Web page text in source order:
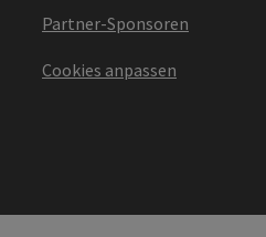
Partner-Sponsoren
Cookies anpassen